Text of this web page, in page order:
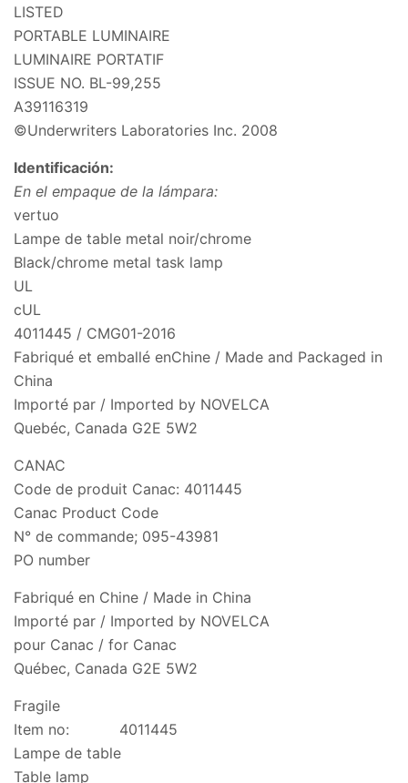
LISTED
PORTABLE LUMINAIRE
LUMINAIRE PORTATIF
ISSUE NO. BL-99,255
A39116319
©Underwriters Laboratories Inc. 2008
Identificación:
En el empaque de la lámpara:
vertuo
Lampe de table metal noir/chrome
Black/chrome metal task lamp
UL
cUL
4011445 / CMG01-2016
Fabriqué et emballé enChine / Made and Packaged in
China
Importé par / Imported by NOVELCA
Quebéc, Canada G2E 5W2
CANAC
Code de produit Canac: 4011445
Canac Product Code
N° de commande; 095-43981
PO number
Fabriqué en Chine / Made in China
Importé par / Imported by NOVELCA
pour Canac / for Canac
Québec, Canada G2E 5W2
Fragile
Item no: 4011445
Lampe de table
Table lamp